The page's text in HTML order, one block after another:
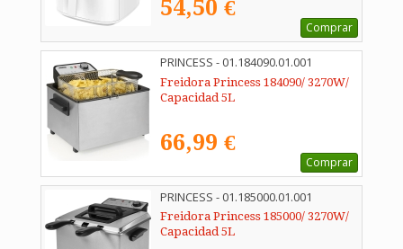
54,50 €
Comprar
PRINCESS - 01.184090.01.001
Freidora Princess 184090/ 3270W/
Capacidad 5L
66,99 €
Comprar
PRINCESS - 01.185000.01.001
Freidora Princess 185000/ 3270W/
Capacidad 5L